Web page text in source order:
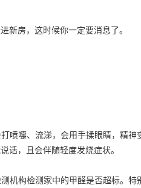
房，这时候你一定要消息了。
嚏、流涕，会用手揉眼睛，精神
话，且会伴随轻度发烧症状。
构检测家中的甲醛是否超标。特